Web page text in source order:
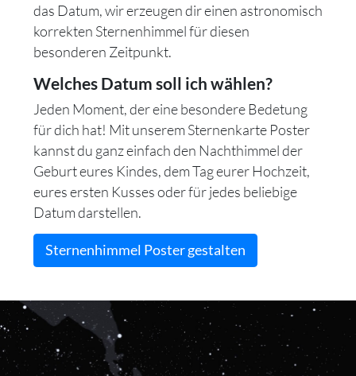
das Datum, wir erzeugen dir einen astronomisch
korrekten Sternenhimmel für diesen
besonderen Zeitpunkt.
Welches Datum soll ich wählen?
Jeden Moment, der eine besondere Bedetung
für dich hat! Mit unserem Sternenkarte Poster
kannst du ganz einfach den Nachthimmel der
Geburt eures Kindes, dem Tag eurer Hochzeit,
eures ersten Kusses oder für jedes beliebige
Datum darstellen.
Sternenhimmel Poster gestalten